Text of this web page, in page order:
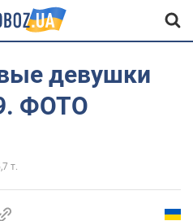
девушки
ФОТО
т.